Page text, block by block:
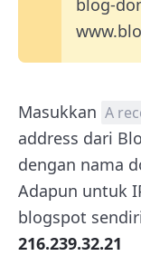
blog-
Masukkan A
address dari
dengan nama
Adapun untuk
blogspot
216.239.32.21